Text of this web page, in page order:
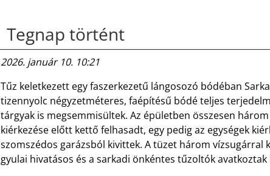
Tegnap történt
2026. január 10. 10:21
Tűz keletkezett egy faszerkezetű lángosozó bódéban
tizennyolc négyzetméteres, faépítésű bódé teljes
tárgyak is megsemmisültek. Az épületben összesen
kiérkezése előtt kettő felhasadt, egy pedig az egységek
szomszédos garázsból kivittek. A tüzet három
gyulai hivatásos és a sarkadi önkéntes tűzoltók